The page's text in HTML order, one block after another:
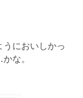
においしかっ
な。